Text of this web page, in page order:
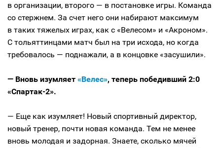
в организации, второго — в постановке игры. Команда
со стержнем. За счет него они набирают максимум
в таких тяжелых играх, как с «Велесом» и «Акроном».
С тольяттинцами матч был на три исхода, но когда
требовалось — поднажали, а в концовке «засушили».
— Вновь изумляет «Велес», теперь победивший 2:0
«Спартак-2».
— Еще как изумляет! Новый спортивный директор,
новый тренер, почти новая команда. Тем не менее
вновь молодая и задорная. Знаете, сколько мячей